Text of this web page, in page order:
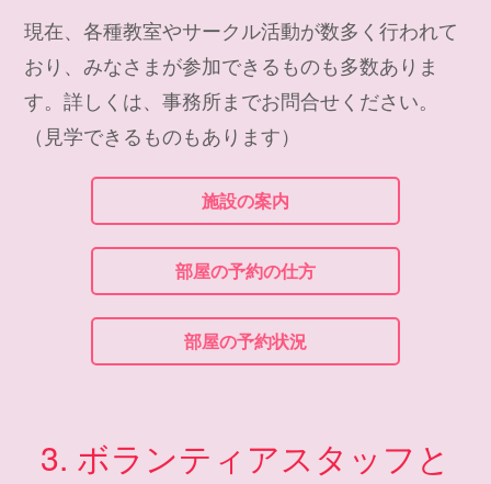
現在、各種教室やサークル活動が数多く行われて
おり、みなさまが参加できるものも多数ありま
す。詳しくは、事務所までお問合せください。
（見学できるものもあります）
施設の案内
部屋の予約の仕方
部屋の予約状況
3. ボランティアスタッフと